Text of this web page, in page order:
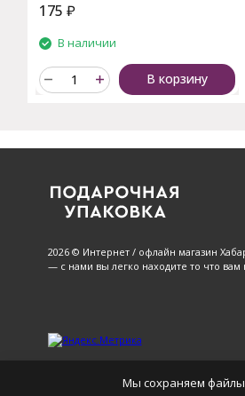
175 ₽
В наличии
В корзину
2026 © Интернет / офлайн магазин
— с нами вы легко находите то что вам
Мы сохраняем файлы